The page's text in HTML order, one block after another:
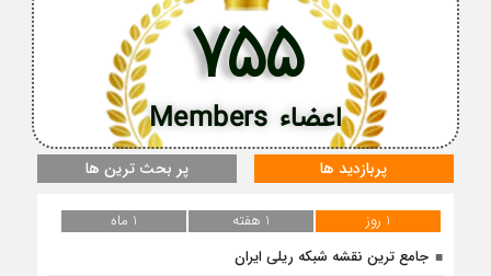
اعضاء Members
755
پربازدید ها پر بحث ترین ها
1 روز 1 هفته
1 ماه
جامع ترین نقشه شبکه ریلی ایران